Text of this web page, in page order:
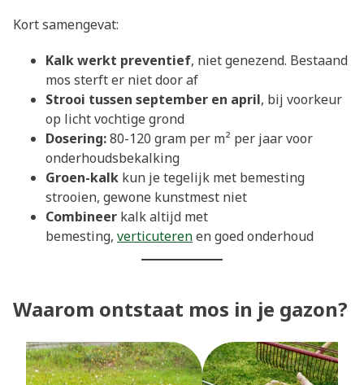
Kort samengevat:
Kalk werkt preventief, niet genezend. Bestaand
mos sterft er niet door af
Strooi tussen september en april, bij voorkeur
op licht vochtige grond
Dosering:80-120 gram per m² per jaar voor
onderhoudsbekalking
Groen-kalk kun je tegelijk met bemesting
strooien, gewone kunstmest niet
Combineer kalk altijd met
bemesting, verticuterenen goed onderhoud
Waarom ontstaat mos in je gazon?